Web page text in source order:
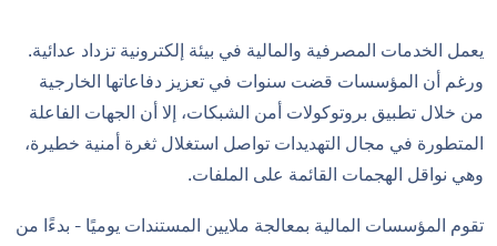
يعمل الخدمات المصرفية والمالية في بيئة إلكترونية تزداد عدائية.
ورغم أن المؤسسات قضت سنوات في تعزيز دفاعاتها الخارجية
من خلال تطبيق بروتوكولات أمن الشبكات، إلا أن الجهات الفاعلة
المتطورة في مجال التهديدات تواصل استغلال ثغرة أمنية خطيرة،
وهي نواقل الهجمات القائمة على الملفات.
تقوم المؤسسات المالية بمعالجة ملايين المستندات يوميًا - بدءًا من